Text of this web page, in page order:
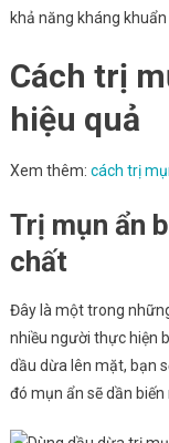
khả năng kháng
Cách trị
hiệu quả
Xem thêm: cách trị
Trị mụn ẩn
chất
Đây là một trong
nhiều người thực hiện
dầu dừa lên mặt, bạn
đó mụn ẩn sẽ dần biến